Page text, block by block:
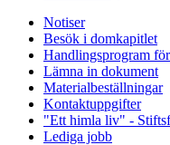
Notiser
Besök i domkapitlet
Handlingsprogram
Lämna in dokument
Materialbeställningar
Kontaktuppgifter
"Ett himla liv" -
Lediga jobb